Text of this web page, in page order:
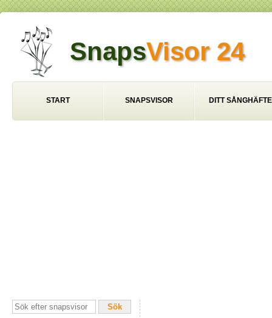
SnapsVisor 24
START SNAPSVISOR DITT SÅNGHÄFTE